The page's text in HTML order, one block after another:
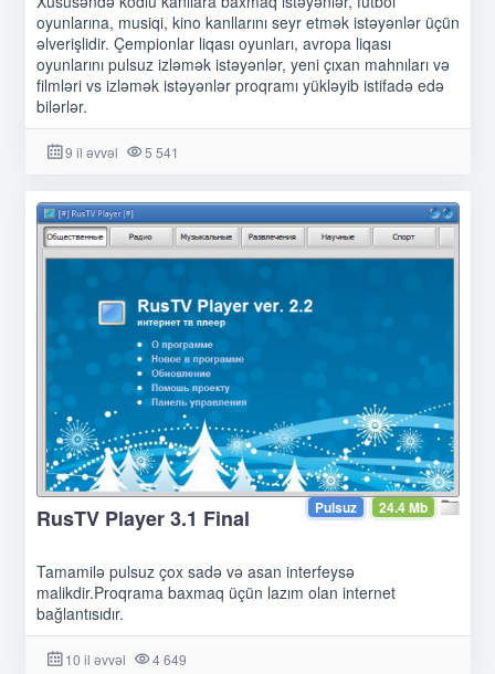
oyunlarına, musiqi, kino kanllarını seyr etmək istəyənlər üçün
əlverişlidir. Çempionlar liqası oyunları, avropa liqası
oyunlarını pulsuz izləmək istəyənlər, yeni çıxan mahnıları və
filmləri vs izləmək istəyənlər proqramı yükləyib istifadə edə
bilərlər.
9 il əvvəl 5 541
24.4 Mb
Pulsuz
RusTV Player 3.1 Final
Tamamilə pulsuz çox sadə və asan interfeysə
malikdir.Proqrama baxmaq üçün lazım olan internet
bağlantısıdır.
10 il əvvəl 4 649